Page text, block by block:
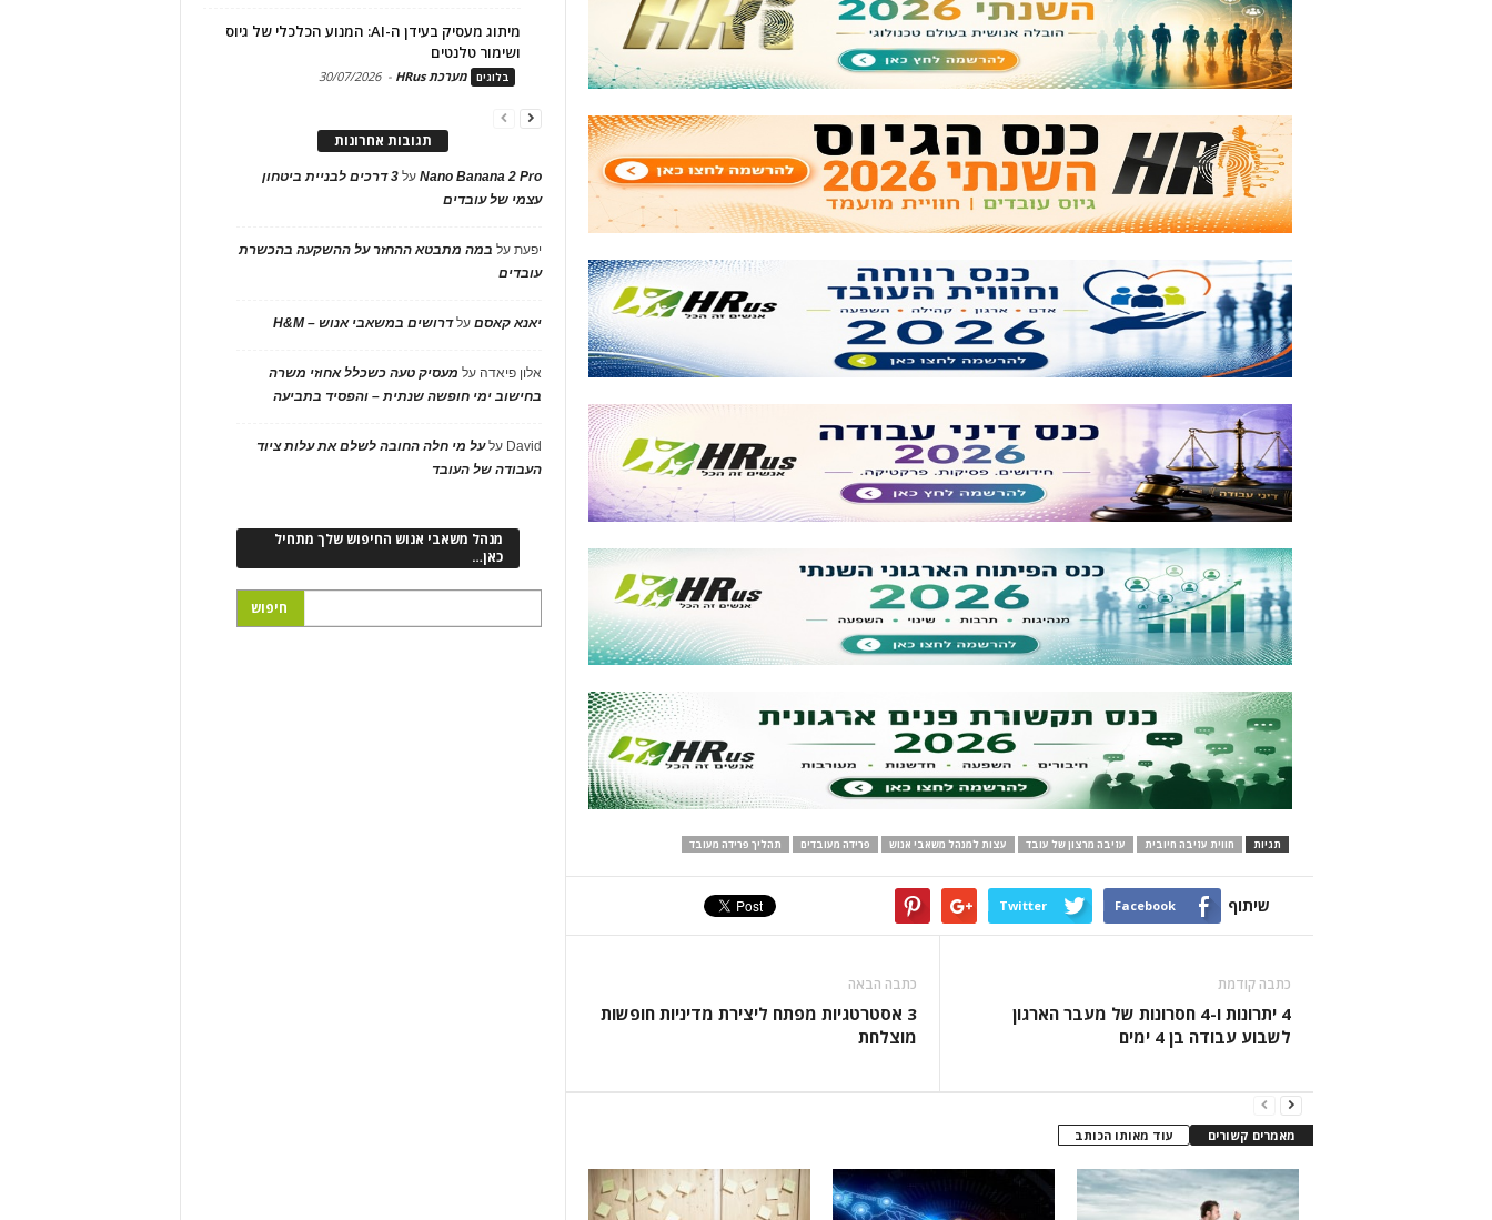
תגיות חווית עזיבה חיובית עזיבה מרצון של עובד עצות למנהל משאבי אנוש פרידה מעובדים תהליך פרידה מעובד
שיתוף Facebook
Twitter
כתבה קודמת
4 יתרונות ו-4 חסרונות של מעבר הארגון
לשבוע עבודה בן 4 ימים
כתבה הבאה
3 אסטרטגיות מפתח ליצירת מדיניות חופשות
מוצלחת
מאמרים קשורים עוד מאותו הכותב
מיתוג מעסיק בעידן ה-AI: המנוע הכלכלי של גיוס
ושימור טלנטים
בלוגים מערכת HRus -
30/07/2026
תגובות אחרונות
Nano Banana 2 Proעל
3 דרכים לבניית ביטחון
עצמי של עובדים
יפעתעל במה מתבטא ההחזר על ההשקעה בהכשרת
עובדים
יאנא קאסםעלדרושים במשאבי אנוש – H&M
אלון פיאדה על מעסיק טעה כשכלל אחוזי משרה
בחישוב ימי חופשה שנתית – והפסיד בתביעה
David עלעל מי חלה החובה לשלם את עלות ציוד
העבודה של העובד
מנהל משאבי אנוש החיפוש שלך מתחיל
כאן…